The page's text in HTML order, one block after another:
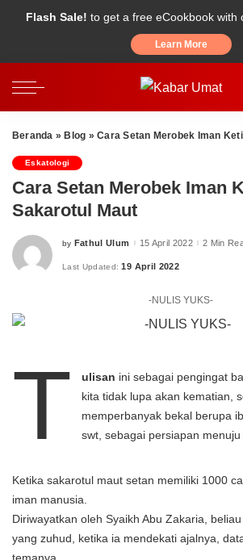
Flash Sale! to get a free eCookbook with
Learn More
Beranda » Blog »Cara Setan Merobek Iman
Eskatologi
Cara Setan Merobek Iman
Sakarotul Maut
Posted
by Fathul Ulum 15 April 2022 2 Min
Last Updated: 19 April 2022
-NULIS YUKS-
T ulisan ini sebagai pengingat
kita tidak lupa akan kematian,
memperbanyak bekal berupa
swt, sebagai persiapan menuju
Ketika sakarotul maut setan memiliki 1000
iman manusia.
Diriwayatkan oleh Syaikh Abu Zakaria,
yang zuhud, ketika ia mendekati ajalnya,